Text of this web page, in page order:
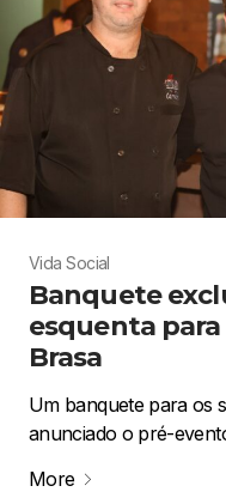
Vida Social
Banquete
esquenta
Brasa
Um banquete para os
anunciado o pré-
More